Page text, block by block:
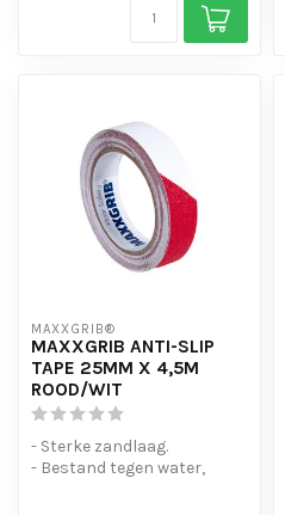
MAXXGRIB®
MAXXGRIB ANTI-SLIP
TAPE 25MM X 4,5M
ROOD/WIT
- Sterke zandlaag.
- Bestand tegen water,